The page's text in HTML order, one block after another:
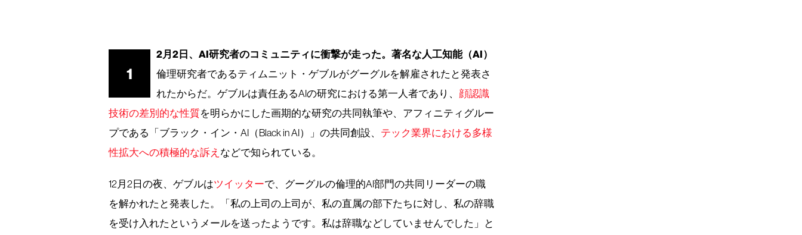
1
2月2日、AI研究者のコミュニティに衝撃が走った。著名な人工知能（AI）
倫理研究者であるティムニット・ゲブルがグーグルを解雇されたと発表さ
れたからだ。ゲブルは責任あるAIの研究における第一人者であり、 顔認識
技術の差別的な性質を明らかにした画期的な研究の共同執筆や、アフィニティグルー
プである「ブラック・イン・AI（Black in AI）」の共同創設、 テック業界における多様
性拡大への積極的な訴え などで知られている。
12月2日の夜、ゲブルはツイッターで、グーグルの倫理的AI部門の共同リーダーの職
を解かれたと発表した。「私の上司の上司が、私の直属の部下たちに対し、私の辞職
を受け入れたというメールを送ったようです。私は辞職などしていませんでした」と